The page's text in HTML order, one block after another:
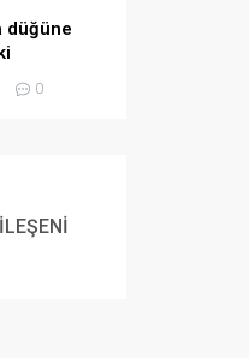
düğüne
0